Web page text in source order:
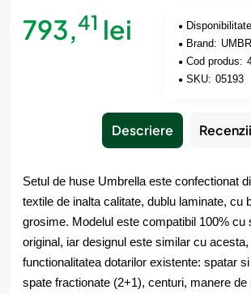
793,41 lei
Brand:
Cod produs:
SKU: 05193
Descriere Recenzii
Setul de huse Umbrella este confectionat
textile de inalta calitate, dublu laminate, cu
grosime. Modelul este compatibil 100% cu
original, iar designul este similar cu
functionalitatea dotarilor existente: spatar
spate fractionate (2+1), centuri, manere de